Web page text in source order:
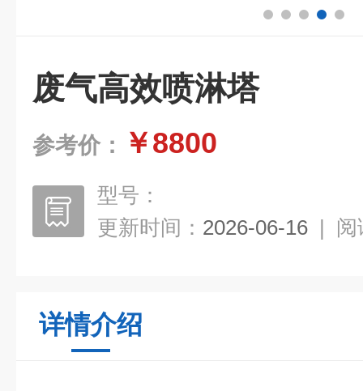
废气高效喷淋塔
参考价： ￥8800
型号：
更新时间： 2026-06-16 | 阅
详情介绍